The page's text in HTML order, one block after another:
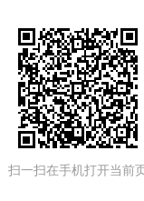
扫一扫在手机打开当前